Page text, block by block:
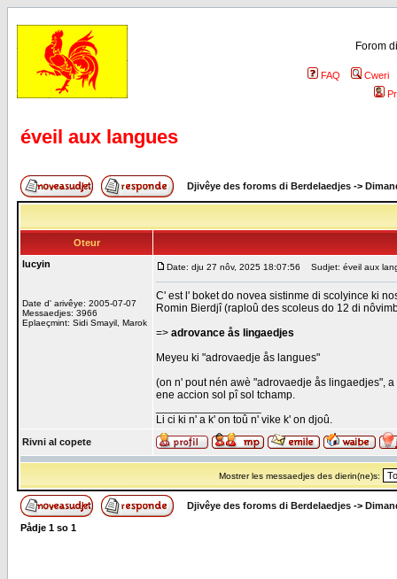
Forom
FAQ
Cweri
éveil aux langues
Djivêye des foroms di Berdelaedjes ->
Oteur
lucyin
Date d' arivêye: 2005-07-07
Messaedjes: 3966
Eplaeçmint: Sidi Smayil, Marok
Date: dju 27 nôv, 2025 18:07:56 Sudjet: éveil aux
C' est l' boket do novea sistinme di scolyince ki
Romin Bierdjî (raploû des scoleus do 12 di
=> adrovance ås lingaedjes
Meyeu ki "adrovaedje ås langues"
(on n' pout nén awè "adrovaedje ås lingaedjes",
ene accion sol pî sol tchamp.
Li ci ki n' a k' on toû n' vike k' on djoû.
Rivni al copete
Mostrer les messaedjes des dierin(ne)s:
Djivêye des foroms di Berdelaedjes ->
Pådje 1 so 1